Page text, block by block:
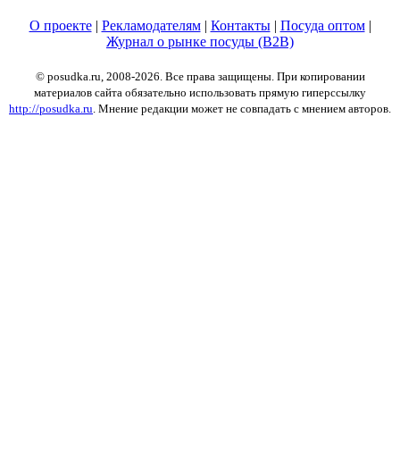
О проекте| Рекламодателям| Контакты| Посуда оптом|
Журнал о рынке посуды (B2B)
© posudka.ru, 2008-2026. Все права защищены. При копировании
материалов сайта обязательно использовать прямую гиперссылку
http://posudka.ru . Мнение редакции может не совпадать с мнением авторов.